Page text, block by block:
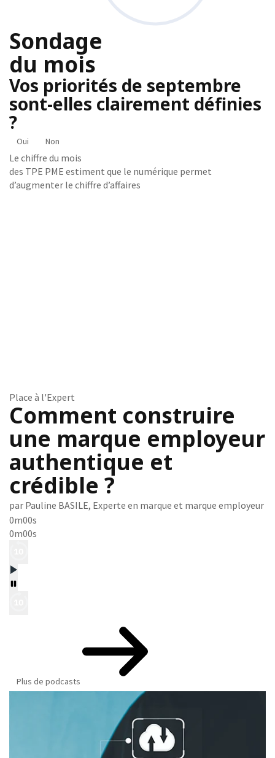
Sondage
du mois
Vos priorités de septembre
sont-elles clairement définies
?
Oui Non
Le chiffre du mois
des TPE PME estiment que le numérique permet
d’augmenter le chiffre d’affaires
Place à l'Expert
Comment construire
une marque employeur
authentique et
crédible ?
par Pauline BASILE, Experte en marque et marque employeur
0m00s
0m00s
Plus de podcasts